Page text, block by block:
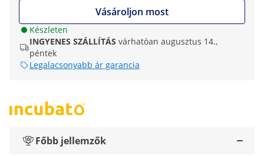
Vásároljon most
Készleten
INGYENES SZÁLLÍTÁS várhatóan augusztus 14.,
péntek
Legalacsonyabb ár garancia
Főbb jellemzők